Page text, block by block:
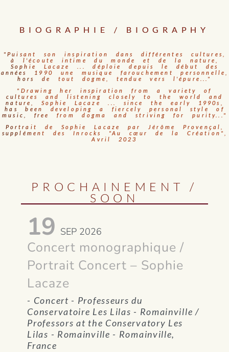
BIOGRAPHIE / BIOGRAPHY
"Puisant son inspiration dans différentes cultures,
à l'écoute intime du monde et de la nature,
Sophie Lacaze ... déploie depuis le début des
années 1990 une musique farouchement personnelle,
hors de tout dogme, tendue vers l'épure..."
"Drawing her inspiration from a variety of
cultures and listening closely to the world and
nature, Sophie Lacaze ... since the early 1990s,
has been developing a fiercely personal style of
music, free from dogma and striving for purity..."
Portrait de Sophie Lacaze par Jérôme Provençal,
supplément des Inrocks "Au cœur de la Création",
Avril 2023
PROCHAINEMENT /
SOON
19 SEP 2026
Concert monographique /
Portrait Concert – Sophie
Lacaze
- Concert - Professeurs du
Conservatoire Les Lilas - Romainville /
Professors at the Conservatory Les
Lilas - Romainville - Romainville,
France